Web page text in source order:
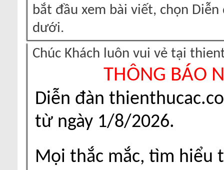
bắt đầu xem bài viết, chọn
dưới.
Chúc Khách luôn vui vẻ tại
THÔNG BÁO
Diễn đàn
từ ngày 1/8/2026.
Mọi thắc mắc, tìm hiểu